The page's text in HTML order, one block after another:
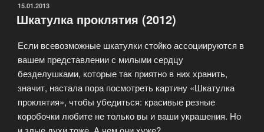
ОПУБЛИКОВАНО
15.01.2013
Шкатулка проклятия (2012)
Если всевозможные шкатулки стойко ассоциируются в
вашем представлении с милыми сердцу
безделушками, которые так приятно в них хранить,
значит, настала пора посмотреть картину «Шкатулка
проклятия», чтобы убедиться: красивые резные
коробочки любите не только вы и ваши украшения. Но